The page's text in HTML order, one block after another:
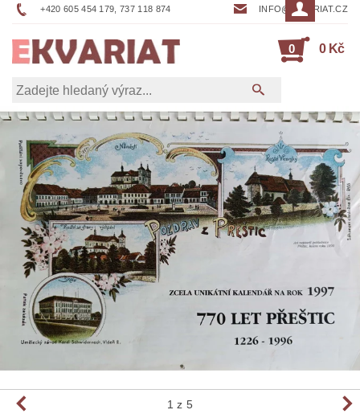
+420 605 454 179, 737 118 874 INFO@EKVARIAT.CZ
0 0 Kč
1 z 5